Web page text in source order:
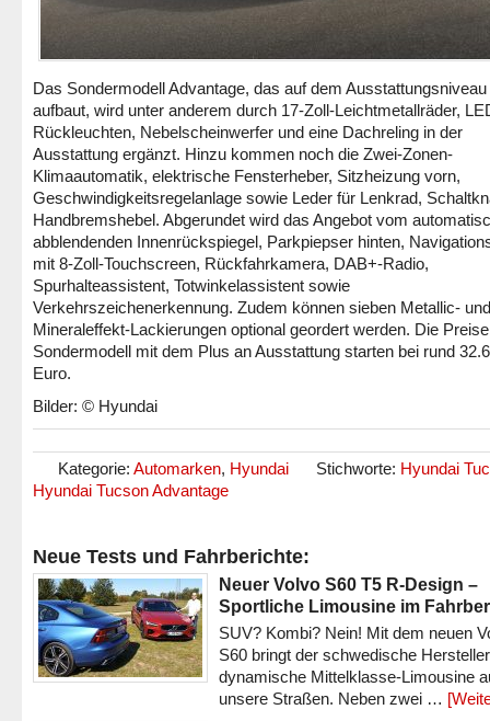
Das Sondermodell Advantage, das auf dem Ausstattungsniveau
aufbaut, wird unter anderem durch 17-Zoll-Leichtmetallräder,
Rückleuchten, Nebelscheinwerfer und eine Dachreling in der
Ausstattung ergänzt. Hinzu kommen noch die Zwei-Zonen-
Klimaautomatik, elektrische Fensterheber, Sitzheizung vorn,
Geschwindigkeitsregelanlage sowie Leder für Lenkrad,
Handbremshebel. Abgerundet wird das Angebot vom
abblendenden Innenrückspiegel, Parkpiepser hinten,
mit 8-Zoll-Touchscreen, Rückfahrkamera, DAB+-Radio,
Spurhalteassistent, Totwinkelassistent sowie
Verkehrszeichenerkennung. Zudem können sieben Metallic-
Mineraleffekt-Lackierungen optional geordert werden. Die
Sondermodell mit dem Plus an Ausstattung starten bei rund
Euro.
Bilder: © Hyundai
Kategorie: Automarken, Hyundai Stichworte: Hyundai
Hyundai Tucson Advantage
Neue Tests und Fahrberichte:
Neuer Volvo S60 T5 R-Design –
Sportliche Limousine im
SUV? Kombi? Nein! Mit dem neuen
S60 bringt der schwedische
dynamische Mittelklasse-Limousine
unsere Straßen. Neben zwei …